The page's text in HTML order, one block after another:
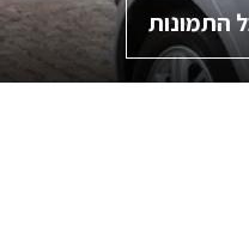
התמונות